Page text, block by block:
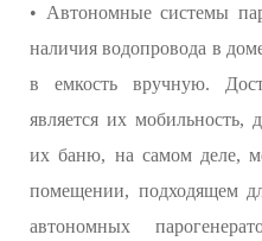
• Автономные системы
наличия водопровода в
в емкость вручную.
является их
их баню, на самом деле,
помещении, подходящем
автономных